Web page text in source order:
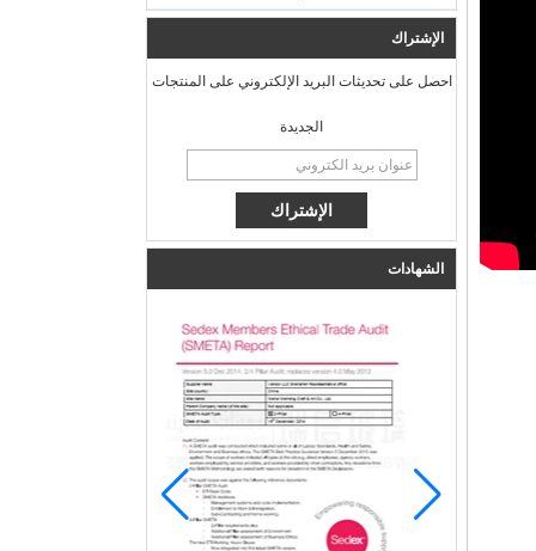
الإشتراك
احصل على تحديثات البريد الإلكتروني على المنتجات
الجديدة
الشهادات